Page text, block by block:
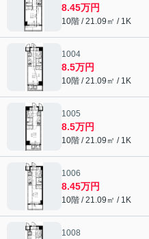
8.45万円
10階 / 21.09㎡ / 1K
1004
8.5万円
10階 / 21.09㎡ / 1K
1005
8.5万円
10階 / 21.09㎡ / 1K
1006
8.45万円
10階 / 21.09㎡ / 1K
1008